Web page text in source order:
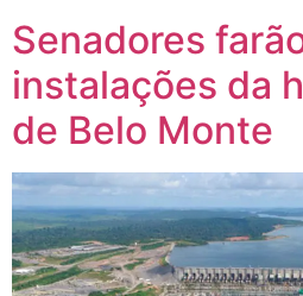
Senadores
instalações da
de Belo Monte